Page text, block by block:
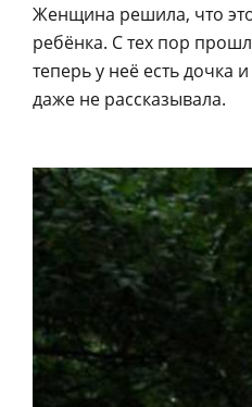
Женщина решила, что
ребёнка. С тех пор
теперь у неё есть
даже не рассказывала.